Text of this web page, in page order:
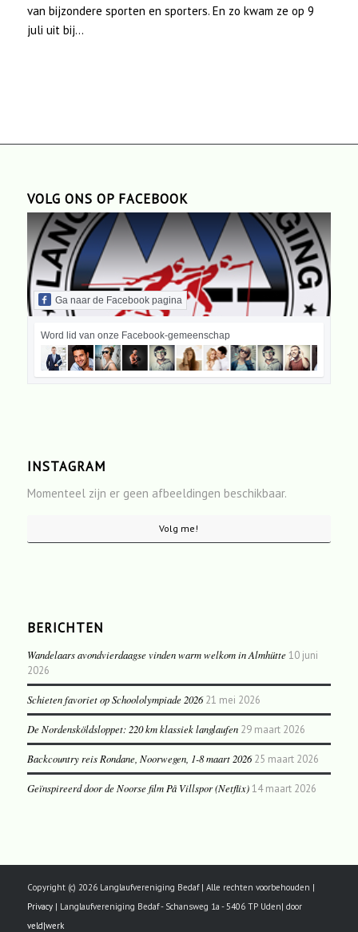
van bijzondere sporten en sporters. En zo kwam ze op 9
juli uit bij…
VOLG ONS OP FACEBOOK
Ga naar de Facebook pagina
Word lid van onze Facebook-gemeenschap
INSTAGRAM
Momenteel zijn er geen afbeeldingen beschikbaar.
Volg me!
BERICHTEN
Wandelaars avondvierdaagse vinden warm welkom in Almhütte 10 juni
2026
Schieten favoriet op Schoololympiade 2026 21 mei 2026
De Nordensköldsloppet: 220 km klassiek langlaufen 29 maart 2026
Backcountry reis Rondane, Noorwegen, 1-8 maart 2026 25 maart 2026
Geïnspireerd door de Noorse film På Villspor (Netflix) 14 maart 2026
Copyright (c) 2026 Langlaufvereniging Bedaf | Alle rechten voorbehouden |
Privacy| Langlaufvereniging Bedaf - Schansweg 1a - 5406 TP Uden| door
veld|werk